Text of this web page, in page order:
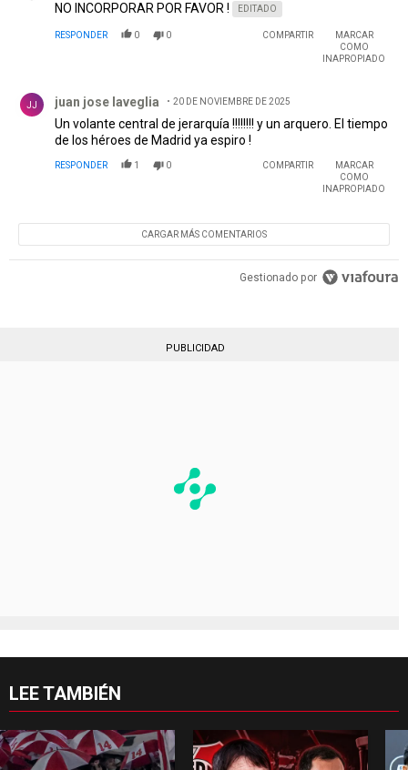
NO INCORPORAR POR FAVOR ! EDITADO
RESPONDER 0 0 COMPARTIR
MARCAR
COMO
INAPROPIADO
JJ juan jose laveglia 20 DE NOVIEMBRE DE 2025
Un volante central de jerarquía !!!!!!!! y un arquero. El tiempo
de los héroes de Madrid ya espiro !
RESPONDER 1 0 COMPARTIR
MARCAR
COMO
INAPROPIADO
CARGAR MÁS COMENTARIOS
Gestionado por
PUBLICIDAD
LEE TAMBIÉN